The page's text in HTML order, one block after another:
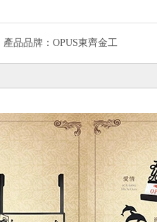
產品品牌： OPUS東齊金工